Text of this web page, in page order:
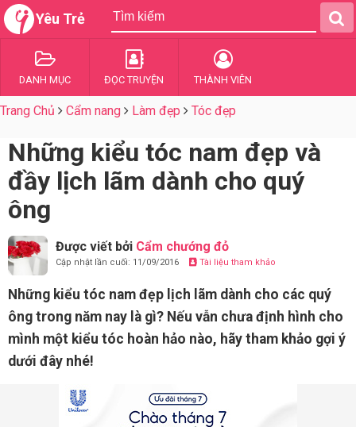
Yêu Trẻ
DANH MỤC ĐỌC TRUYỆN THÀNH VIÊN
Trang Chủ Cẩm nang Làm đẹp Tóc đẹp
Những kiểu tóc nam đẹp và
đầy lịch lãm dành cho quý
ông
Được viết bởi Cẩm chướng đỏ
Cập nhật lần cuối: 11/09/2016 Tài liệu tham khảo
Những kiểu tóc nam đẹp lịch lãm dành cho các quý
ông trong năm nay là gì? Nếu vẫn chưa định hình cho
mình một kiểu tóc hoàn hảo nào, hãy tham khảo gợi ý
dưới đây nhé!